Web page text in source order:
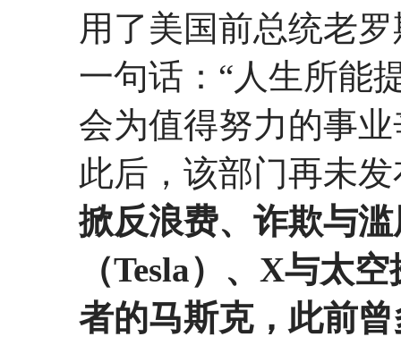
用了美国前总统老罗
一句话：“人生所能
会为值得努力的事
此后，该部门再未
掀反浪费、诈欺与
（Tesla）、X与太
者的马斯克，此前